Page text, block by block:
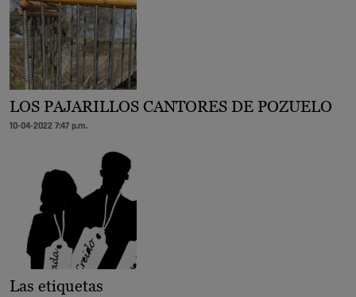
LOS PAJARILLOS CANTORES DE POZUELO
10-04-2022 7:47 p.m.
Las etiquetas